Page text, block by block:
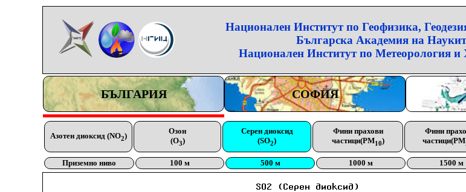
Национален Институт по Геофизика,
Българска Академия на
Национален Институт по Метеорология и
БЪЛГАРИЯ СОФИЯ
Азотен диоксид (NO2)
Озон
(O3)
Серен диоксид
(SO2)
Фини прахови
частици(PM10)
Фини
частици(PM
Приземно ниво 100 м 500 м 1000 м 1500 м